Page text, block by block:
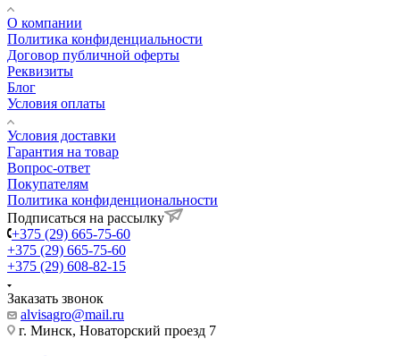
О компании
Политика конфиденциальности
Договор публичной оферты
Реквизиты
Блог
Условия оплаты
Условия доставки
Гарантия на товар
Вопрос-ответ
Покупателям
Политика конфиденциональности
Подписаться на рассылку
+375 (29) 665-75-60
+375 (29) 665-75-60
+375 (29) 608-82-15
Заказать звонок
alvisagro@mail.ru
г. Минск, Новаторский проезд 7